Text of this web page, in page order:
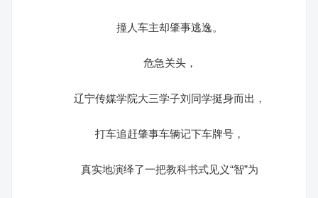
撞人车主却肇事逃逸。
危急关头，
辽宁传媒学院大三学子刘同学挺身而出，
打车追赶肇事车辆记下车牌号，
真实地演绎了一把教科书式见义“智”为